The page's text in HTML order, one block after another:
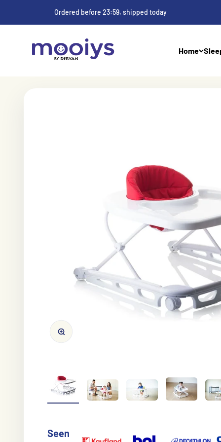
Ordered before 23:59, shipped today
Home
Mooiys
Zoom in/out
Seen